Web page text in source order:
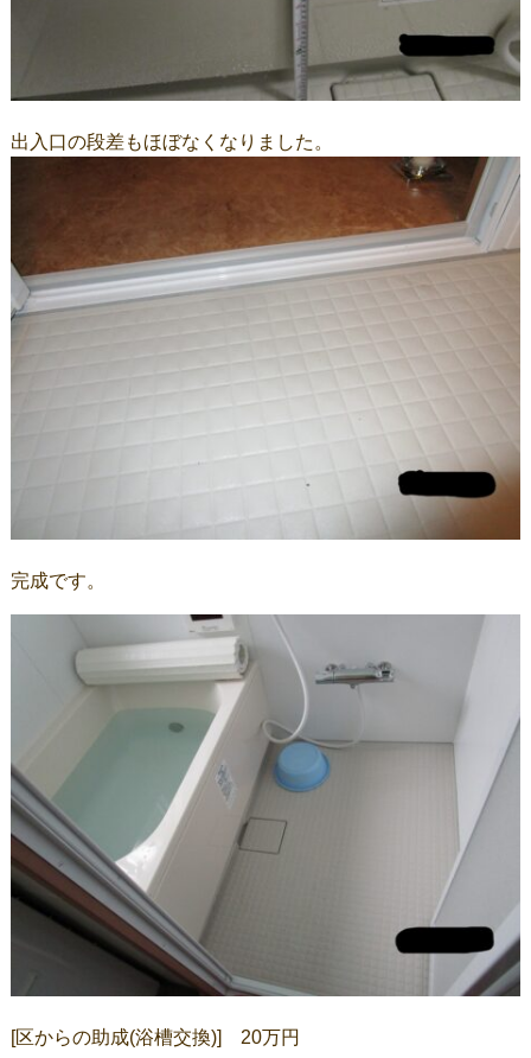
出入口の段差もほぼなくなりました。
完成です。
[区からの助成(浴槽交換)] 20万円